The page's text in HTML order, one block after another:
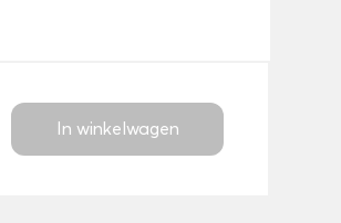
In winkelwagen